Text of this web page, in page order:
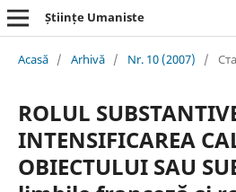
Științe Umaniste
Acasă / Arhivă / Nr. 10 (2007) /
ROLUL
INTENSIFICAREA
OBIECTULUI SAU